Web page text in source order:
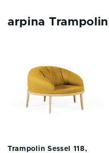
arpina Trampolin
Trampolin Sessel 118,